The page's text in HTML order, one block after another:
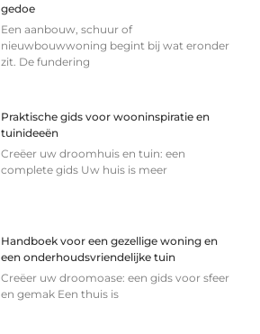
gedoe
Een aanbouw, schuur of
nieuwbouwwoning begint bij wat eronder
zit. De fundering
Praktische gids voor wooninspiratie en
tuinideeën
Creëer uw droomhuis en tuin: een
complete gids Uw huis is meer
Handboek voor een gezellige woning en
een onderhoudsvriendelijke tuin
Creëer uw droomoase: een gids voor sfeer
en gemak Een thuis is